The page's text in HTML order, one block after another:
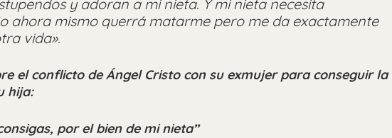
y adoran a mi nieta. Y mi nieta necesita
ahora mismo querrá matarme pero me da exactamente
vida».
el conflicto de Ángel Cristo con su exmujer para conseguir la
hija:
por el bien de mi nieta”